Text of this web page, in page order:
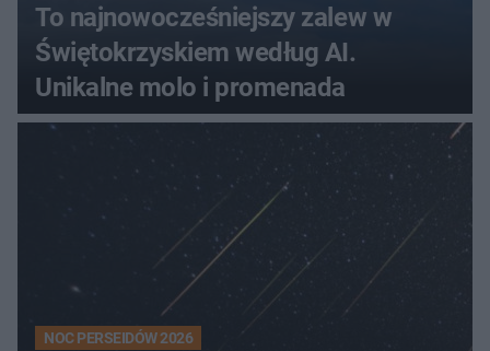
To najnowocześniejszy zalew w
Świętokrzyskiem według AI.
Unikalne molo i promenada
NOC PERSEIDÓW 2026